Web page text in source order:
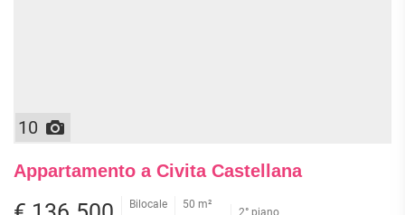
10
Appartamento a Civita Castellana
Bilocale
50 m²
2° piano